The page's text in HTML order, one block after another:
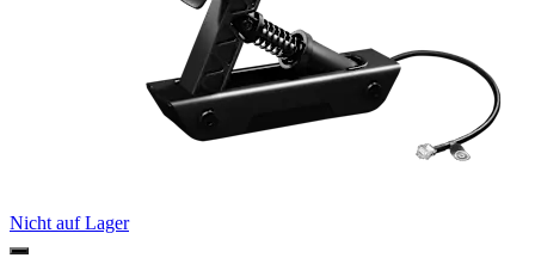
Nicht auf Lager